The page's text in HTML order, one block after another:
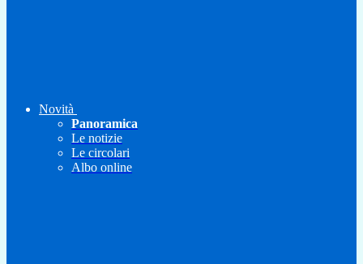
Novità
Panoramica
Le notizie
Le circolari
Albo online